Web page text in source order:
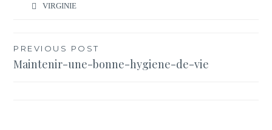
VIRGINIE
Navigation
de
PREVIOUS POST
Maintenir-une-bonne-hygiene-de-vie